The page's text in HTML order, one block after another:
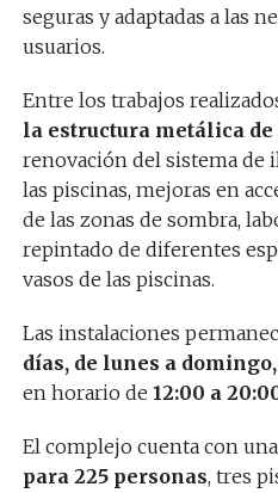
seguras y adaptadas a las
usuarios.
Entre los trabajos
la estructura metálica de
renovación del sistema
las piscinas, mejoras en
de las zonas de sombra,
repintado de diferentes
vasos de las piscinas.
Las instalaciones
días, de lunes a
en horario de 12:00 a
El complejo cuenta con una
para 225 personas, tres